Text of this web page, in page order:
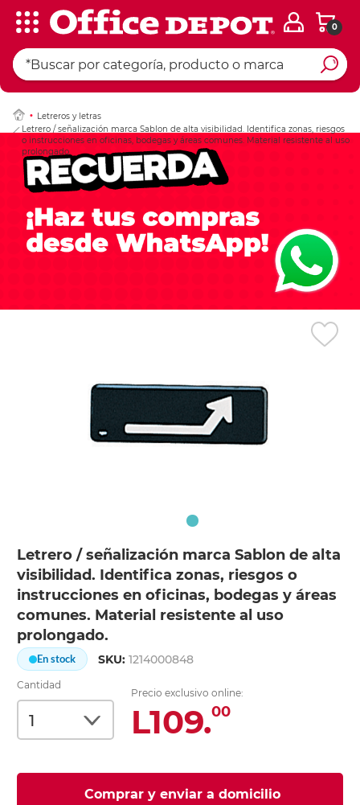
0
Letreros y letras
Letrero / señalización marca Sablon de alta visibilidad. Identifica zonas, riesgos
o instrucciones en oficinas, bodegas y áreas comunes. Material resistente al uso
prolongado.
Letrero / señalización marca Sablon de alta
visibilidad. Identifica zonas, riesgos o
instrucciones en oficinas, bodegas y áreas
comunes. Material resistente al uso
prolongado.
En stock SKU:1214000848
Cantidad
Precio exclusivo online:
L109.00
Comprar y enviar a domicilio
Ingresar Codigo